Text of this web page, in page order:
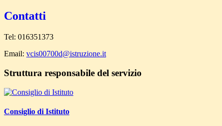
Contatti
Tel: 016351373
Email: vcis00700d@istruzione.it
Struttura responsabile del servizio
Consiglio di Istituto